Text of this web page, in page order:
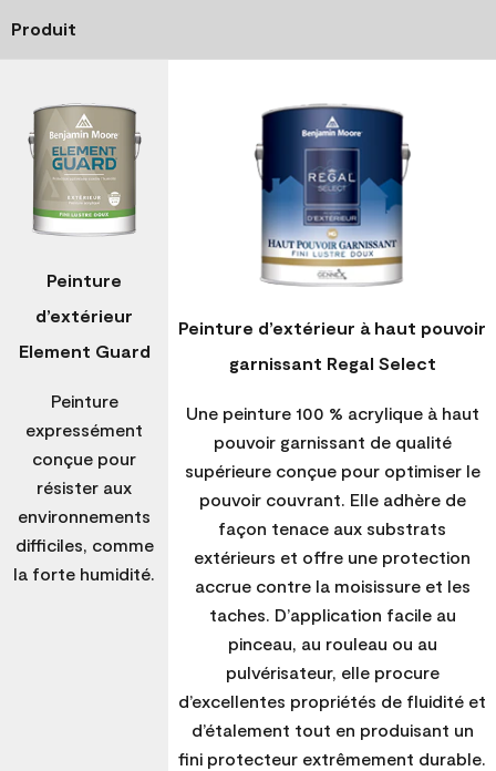
Produit
Peinture
d’extérieur
Element Guard
Peinture
expressément
conçue pour
résister aux
environnements
difficiles, comme
la forte humidité.
Peinture d’extérieur à haut pouvoir
garnissant Regal Select
Une peinture 100 % acrylique à haut
pouvoir garnissant de qualité
supérieure conçue pour optimiser le
pouvoir couvrant. Elle adhère de
façon tenace aux substrats
extérieurs et offre une protection
accrue contre la moisissure et les
taches. D’application facile au
pinceau, au rouleau ou au
pulvérisateur, elle procure
d’excellentes propriétés de fluidité et
d’étalement tout en produisant un
fini protecteur extrêmement durable.